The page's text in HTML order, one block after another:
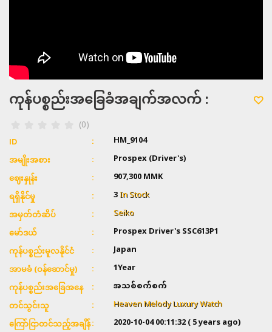
ကုန်ပစ္စည်းအခြေခံအချက်အလက် :
(0)
ID HM_9104
အမျိုးအစား Prospex (Driver's)
ဈေးနှုန်း 907,300 MMK
ရရှိနိုင်မှု 3In Stock
အမှတ်တံဆိပ် Seiko
မော်ဒယ် Prospex Driver's SSC613P1
ကုန်ပစ္စည်းမူလနိုင်ငံ Japan
အာမခံ (ဝန်ဆောင်မှု) 1Year
ကုန်ပစ္စည်းအခြေအနေ အသစ်စက်စက်
တင်သွင်းသူ Heaven Melody Luxury Watch
ကြော်ငြာတင်သည့်အချိန် 2020-10-04 00:11:32( 5 years ago)